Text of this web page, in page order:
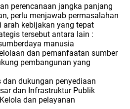
perencanaan jangka panjang
perlu menjawab permasalahan
kebijakan yang tepat
tersebut antara lain :
manusia
dan pemanfaatan sumber
pembangunan yang
dukungan penyediaan
dan Infrastruktur Publik
dan pelayanan